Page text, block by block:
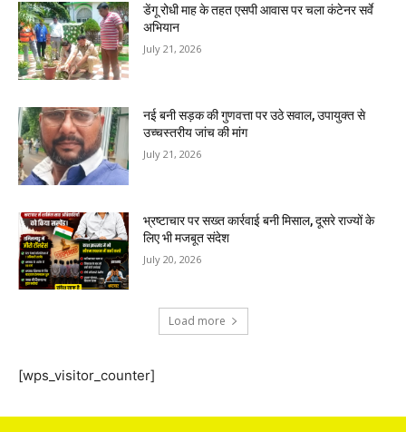
डेंगू रोधी माह के तहत एसपी आवास पर चला कंटेनर सर्वे
अभियान
July 21, 2026
नई बनी सड़क की गुणवत्ता पर उठे सवाल, उपायुक्त से
उच्चस्तरीय जांच की मांग
July 21, 2026
भ्रष्टाचार पर सख्त कार्रवाई बनी मिसाल, दूसरे राज्यों के
लिए भी मजबूत संदेश
July 20, 2026
Load more
[wps_visitor_counter]